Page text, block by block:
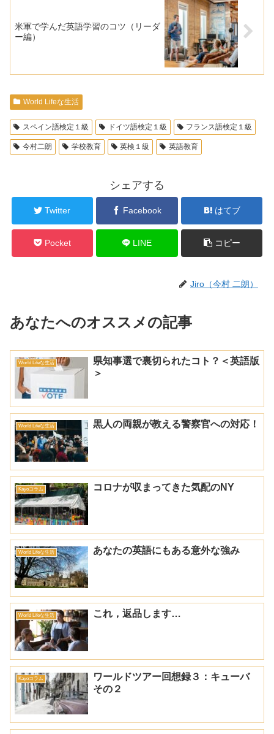
米軍で学んだ英語学習のコツ（リーダ
ー編）
World Lifeな生活
スペイン語検定１級 ドイツ語検定１級 フランス語検定１級
今村二朗 学校教育 英検１級 英語教育
シェアする
Twitter Facebook はてブ
Pocket LINE コピー
Jiro（今村 二朗）
あなたへのオススメの記事
World Lifeな生活
県知事選で裏切られたコト？＜英語版
＞
World Lifeな生活 黒人の両親が教える警察官への対応！
Kayoコラム コロナが収まってきた気配のNY
World Lifeな生活 あなたの英語にもある意外な強み
World Lifeな生活 これ，返品します…
Kayoコラム
ワールドツアー回想録３：キューバ
その２